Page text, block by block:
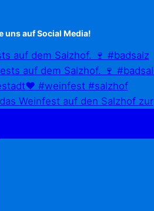
uns auf Social Media!
auf dem Salzhof. 🍷 #badsalz
Weinfest auf den Salzhof zur